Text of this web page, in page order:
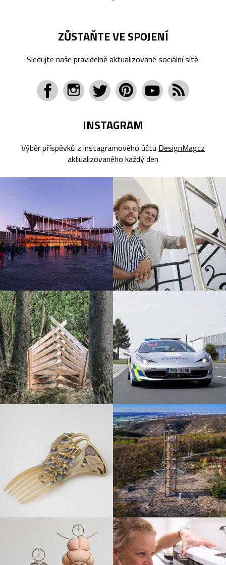
ZŮSTAŇTE VE SPOJENÍ
Sledujte naše pravidelně aktualizované sociální sítě.
INSTAGRAM
Výběr příspěvků z instagramového účtu DesignMagcz
aktualizovaného každý den